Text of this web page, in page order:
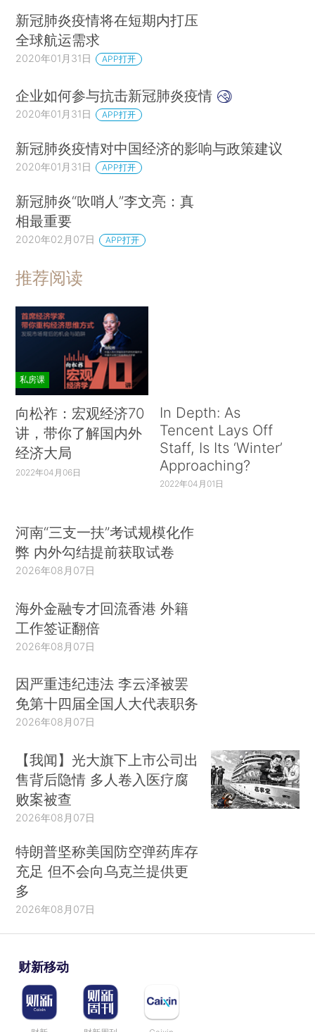
新冠肺炎疫情将在短期内打压
全球航运需求
2020年01月31日 APP打开
企业如何参与抗击新冠肺炎疫情
2020年01月31日 APP打开
新冠肺炎疫情对中国经济的影响与政策建议
2020年01月31日 APP打开
新冠肺炎“吹哨人”李文亮：真
相最重要
2020年02月07日 APP打开
推荐阅读
私房课
向松祚：宏观经济70
讲，带你了解国内外
经济大局
2022年04月06日
In Depth: As
Tencent Lays Off
Staff, Is Its ‘Winter’
Approaching?
2022年04月01日
河南“三支一扶”考试规模化作
弊 内外勾结提前获取试卷
2026年08月07日
海外金融专才回流香港 外籍
工作签证翻倍
2026年08月07日
因严重违纪违法 李云泽被罢
免第十四届全国人大代表职务
2026年08月07日
【我闻】光大旗下上市公司出
售背后隐情 多人卷入医疗腐
败案被查
2026年08月07日
特朗普坚称美国防空弹药库存
充足 但不会向乌克兰提供更
多
2026年08月07日
财新移动